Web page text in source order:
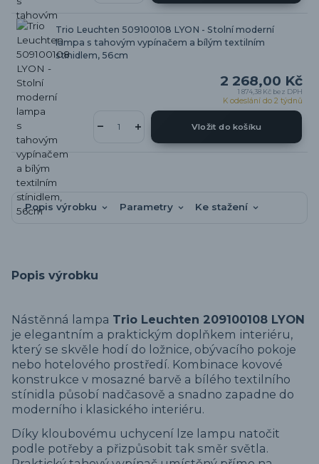
Trio Leuchten 509100108 LYON - Stolní moderní
lampa s tahovým vypínačem a bílým textilním
stínidlem, 56cm
2 268,00 Kč
1 874,38 Kč bez DPH
K odeslání do 2 týdnů
Vložit do košíku
Popis výrobku Parametry Ke stažení
Popis výrobku
Nástěnná lampa Trio Leuchten 209100108 LYON
je elegantním a praktickým doplňkem interiéru,
který se skvěle hodí do ložnice, obývacího pokoje
nebo hotelového prostředí. Kombinace kovové
konstrukce v mosazné barvě a bílého textilního
stínidla působí nadčasově a snadno zapadne do
moderního i klasického interiéru.
Díky kloubovému uchycení lze lampu natočit
podle potřeby a přizpůsobit tak směr světla.